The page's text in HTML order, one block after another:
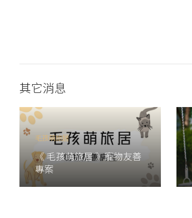
其它消息
毛孩萌旅居
《 毛孩萌旅居 》寵物友善
專案